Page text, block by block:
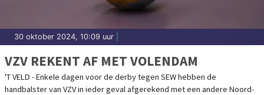
30 oktober 2024, 10:09 uur
VZV REKENT AF MET VOLENDAM
'T VELD - Enkele dagen voor de derby tegen SEW hebben de
handbalster van VZV in ieder geval afgerekend met een andere Noord-